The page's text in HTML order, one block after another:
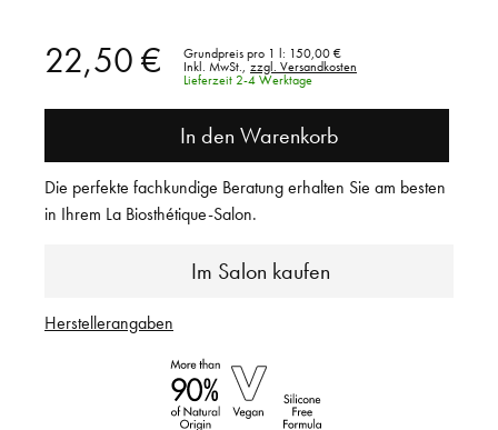
22,50 € Grundpreis pro 1 l: 150,00 €
Inkl. MwSt.,
zzgl. Versandkosten
Lieferzeit 2-4 Werktage
In den Warenkorb
Im Salon kaufen
Die perfekte fachkundige Beratung erhalten Sie am besten
in Ihrem La Biosthétique-Salon.
Herstellerangaben